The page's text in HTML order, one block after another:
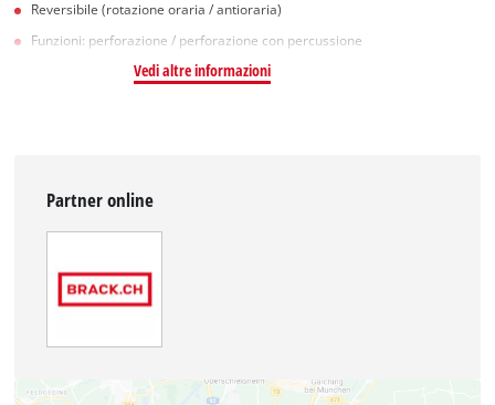
Reversibile (rotazione oraria / antioraria)
Funzioni: perforazione / perforazione con percussione
Vedi altre informazioni
Partner online